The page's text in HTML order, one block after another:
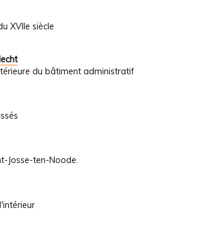
XVIIe siècle
du bâtiment administratif
Josse-ten-Noode.